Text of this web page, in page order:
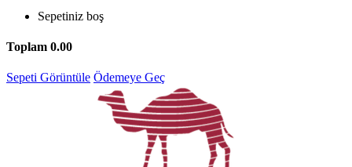
Sepetiniz boş
Toplam 0.00
Sepeti Görüntüle Ödemeye Geç